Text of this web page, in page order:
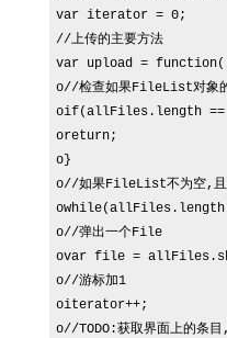
var iterator = 0;
//上传的主要方法
var upload =
o//检查如果FileList对象的
oif(allFiles.length ==
oreturn;
o}
o//如果FileList不为空,且
o//弹出一个File
ovar file =
o//游标加1
oiterator++;
o//TODO:获取界面上的条